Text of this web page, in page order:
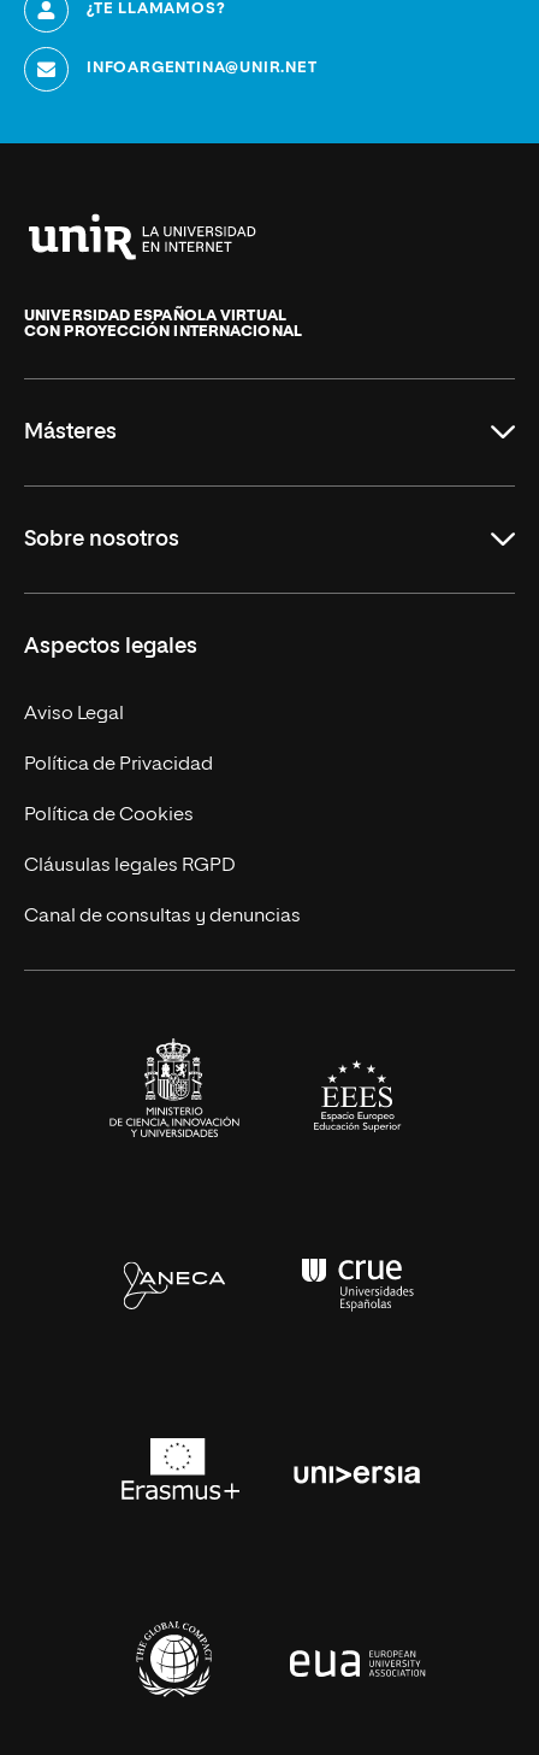
¿TE LLAMAMOS?
INFOARGENTINA@UNIR.NET
de
La
UNIVERSIDAD ESPAÑOLA VIRTUAL
CON PROYECCIÓN INTERNACIONAL
Másteres
Derecho
Empresa
MBA
Marketing y Comunicación
Ingeniería
Diseño
Ciencias de la Salud
Sobre nosotros
Nuestro Equipo
Contacto
Aspectos legales
Aviso Legal
Política de Privacidad
Política de Cookies
Cláusulas legales RGPD
Canal de consultas y denuncias